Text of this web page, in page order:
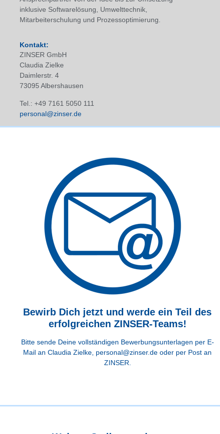
inklusive Softwarelösung, Umwelttechnik,
Mitarbeiterschulung und Prozessoptimierung.
Kontakt:
ZINSER GmbH
Claudia Zielke
Daimlerstr. 4
73095 Albershausen
Tel.: +49 7161 5050 111
personal@zinser.de
Bewirb Dich jetzt und werde ein Teil des
erfolgreichen ZINSER-Teams!
Bitte sende Deine vollständigen Bewerbungsunterlagen per E-
Mail an Claudia Zielke, personal@zinser.de oder per Post an
ZINSER.